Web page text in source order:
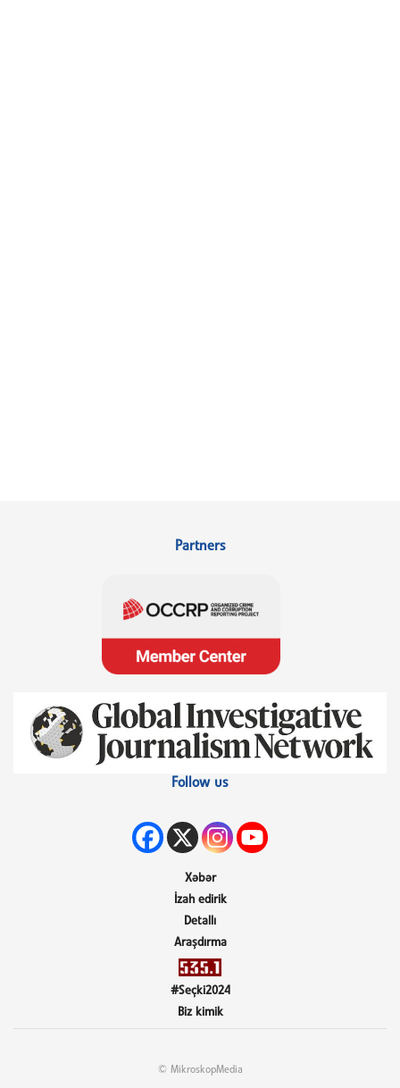
Partners
Follow us
Xəbər
İzah edirik
Detallı
Araşdırma
#Seçki2024
Biz kimik
© MikroskopMedia